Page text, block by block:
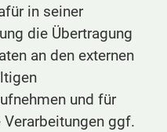
in seiner
die Übertragung
an den externen
und für
ggf.